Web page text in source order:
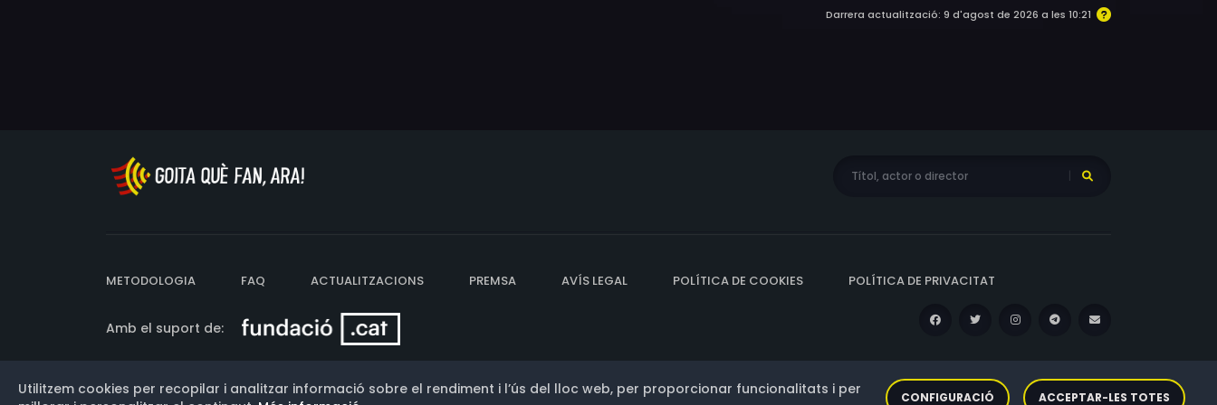
Darrera actualització: 9 d'agost de 2026 a les 10:21
METODOLOGIA FAQ ACTUALITZACIONS PREMSA AVÍS LEGAL POLÍTICA DE COOKIES POLÍTICA DE PRIVACITAT
Amb el suport de:
Versió: 3.13.0.202607011342
Utilitzem cookies per recopilar i analitzar informació sobre el rendiment i l’ús del lloc web, per proporcionar funcionalitats i per
CONFIGURACIÓ ACCEPTAR-LES TOTES